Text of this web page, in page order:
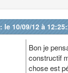
: le 10/09/12 à
Bon je
constructif
chose est